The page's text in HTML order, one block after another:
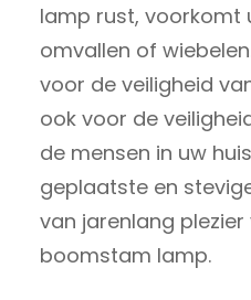
lamp rust, voorkomt
omvallen of
voor de veiligheid
ook voor de
de mensen in uw
geplaatste en
van jarenlang
boomstam lamp.